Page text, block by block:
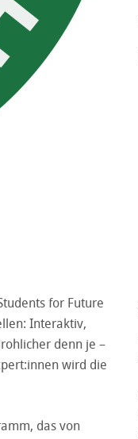
for Future
Interaktiv,
denn je –
wird die
das von